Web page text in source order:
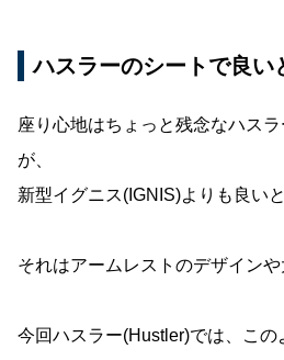
ハスラーのシートで良い
座り心地はちょっと残念なハス
が、
新型イグニス(IGNIS)よりも良い
それはアームレストのデザインや
今回ハスラー(Hustler)では、この